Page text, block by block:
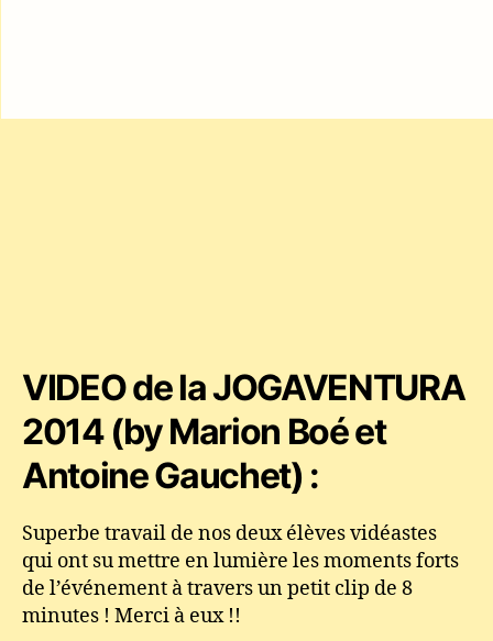
VIDEO de la JOGAVENTURA
2014 (by Marion Boé et
Antoine Gauchet) :
Superbe travail de nos deux élèves vidéastes
qui ont su mettre en lumière les moments forts
de l’événement à travers un petit clip de 8
minutes ! Merci à eux !!